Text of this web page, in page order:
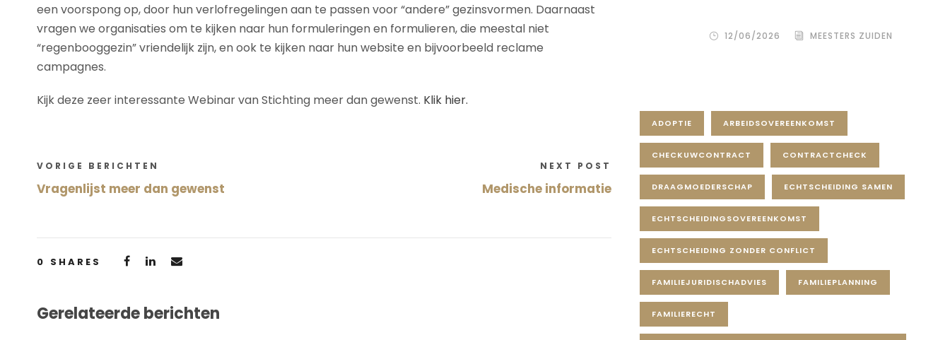
een voorspong op, door hun verlofregelingen aan te passen voor “andere” gezinsvormen. Daarnaast
vragen we organisaties om te kijken naar hun formuleringen en formulieren, die meestal niet
“regenbooggezin” vriendelijk zijn, en ook te kijken naar hun website en bijvoorbeeld reclame
campagnes.
Kijk deze zeer interessante Webinar van Stichting meer dan gewenst. Klik hier.
VORIGE BERICHTEN
Vragenlijst meer dan gewenst
NEXT POST
Medische informatie
0 SHARES
Gerelateerde berichten
12/06/2026 MEESTERS ZUIDEN
ADOPTIE ARBEIDSOVEREENKOMST
CHECKUWCONTRACT CONTRACTCHECK
DRAAGMOEDERSCHAP ECHTSCHEIDING SAMEN
ECHTSCHEIDINGSOVEREENKOMST
ECHTSCHEIDING ZONDER CONFLICT
FAMILIEJURIDISCHADVIES FAMILIEPLANNING
FAMILIERECHT